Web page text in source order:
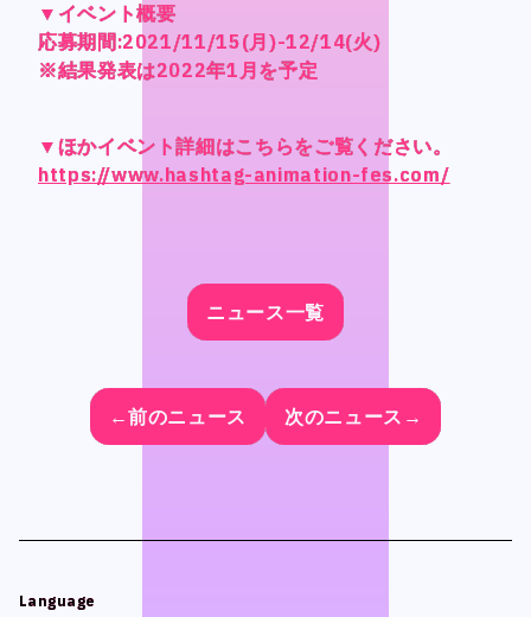
▼イベント概要
応募期間:2021/11/15(月)-12/14(火)
※結果発表は2022年1月を予定
▼ほかイベント詳細はこちらをご覧ください。
https://www.hashtag-animation-fes.com/
ニュース一覧
←前のニュース 次のニュース→
Language
▼イベント概要
応募期間:2021/11/15(月)-12/14(火)
※結果発表は2022年1月を予定
▼ほかイベント詳細はこちらをご覧ください。
https://www.hashtag-animation-fes.com/
ニュース一覧
←前のニュース 次のニュース→
▼イベント概要
応募期間:2021/11/15(月)-12/14(火)
※結果発表は2022年1月を予定
▼ほかイベント詳細はこちらをご覧ください。
https://www.hashtag-animation-fes.com/
ニュース一覧
←前のニュース 次のニュース→
Japanese
English
Chinese (Sim.)
Facebook
Japanese
English
Chinese (Sim.)
Facebook
▼イベント概要
応募期間:2021/11/15(月)-12/14(火)
※結果発表は2022年1月を予定
▼ほかイベント詳細はこちらをご覧ください。
https://www.hashtag-animation-fes.com/
ニュース一覧
←前のニュース 次のニュース→
Language